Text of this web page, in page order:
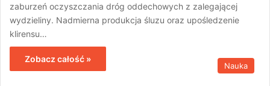
zaburzeń oczyszczania dróg oddechowych z zalegającej
wydzieliny. Nadmierna produkcja śluzu oraz upośledzenie
klirensu…
Zobacz całość »
Nauka